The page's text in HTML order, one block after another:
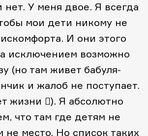
нет. У меня двое. Я всегда
мои дети никому не
И они этого
исключением возможно
(но там живет бабуля-
и жалоб не поступает.
жизни ). Я абсолютно
что там где детям не
не место. Но список таких